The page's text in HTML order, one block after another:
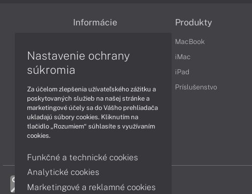
Informácie
Reklamačné podmienky
Ochrana osobných údajov
Vrátenie tovaru
Vyhlásenie o prístupnosti
Cookies
Produkty
MacBook
iMac
iPad
Príslušenstvo
Nastavenie ochrany
súkromia
Za účelom zlepšenia užívateľského zážitku a
poskytovaných služieb na našej stránke a
marketingové účely sa do Vášho prehliadača
ukladajú súbory cookies. Kliknutím na
tlačidlo „Rozumiem“ súhlasíte s využívaním
cookies.
Funkčné a technické cookies
Analytické cookies
Marketingové a reklamné cookies